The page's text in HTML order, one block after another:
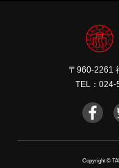
〒960-2261
TEL： 024-
Copyright ©